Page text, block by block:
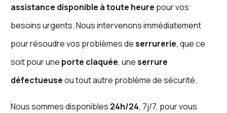
assistance disponible à toute heure pour vos
besoins urgents. Nous intervenons immédiatement
pour résoudre vos problèmes deserrurerie, que ce
soit pour une porte claquée, uneserrure
défectueuseou tout autre problème de sécurité.
Nous sommes disponibles 24h/24, 7j/7, pour vous